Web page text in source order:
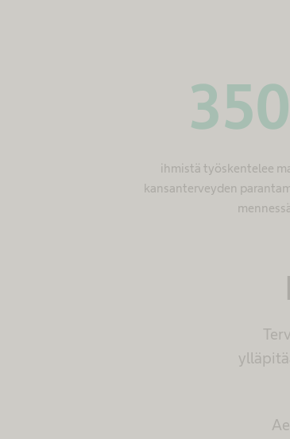
350
ihmistä työskentelee
kansanterveyden